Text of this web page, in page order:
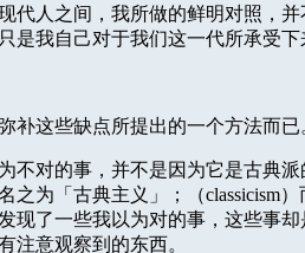
代人之间，我所做的鲜明对照，
是我自己对于我们这一代所承受
补这些缺点所提出的一个方法而已
不对的事，并不是因为它是古典
之为「古典主义」；（classicism）
现了一些我以为对的事，这些事
注意观察到的东西。